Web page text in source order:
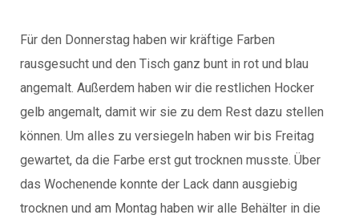
Für den Donnerstag haben wir kräftige Farben
rausgesucht und den Tisch ganz bunt in rot und blau
angemalt. Außerdem haben wir die restlichen Hocker
gelb angemalt, damit wir sie zu dem Rest dazu stellen
können. Um alles zu versiegeln haben wir bis Freitag
gewartet, da die Farbe erst gut trocknen musste. Über
das Wochenende konnte der Lack dann ausgiebig
trocknen und am Montag haben wir alle Behälter in die